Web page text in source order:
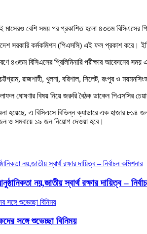
মাসেরও বেশি সময় পর প্রকাশিত হলো ৪৩তম বিসিএসের
সরকারি কর্মকমিশন (পিএসসি) এই ফল প্রকাশ করে।
৪৩তম বিসিএসের প্রিলিমিনারি পরীক্ষার আবেদনের সময়
রাজশাহী, খুলনা, বরিশাল, সিলেট, রংপুর ও
ঘোষণার বিষয় নিয়ে জরুরি বৈঠক ডাকেন পিএসসির
হয়েছে, এ বিসিএসে বিভিন্ন ক্যাডারে এক হাজার
ও সমবায়ে ১৯ জন নিয়োগ দেওয়া হবে।
নয়,জাতীয় স্বার্থ রক্ষার দায়িত্ব –
সঙ্গে শুভেচ্ছা বিনিময়